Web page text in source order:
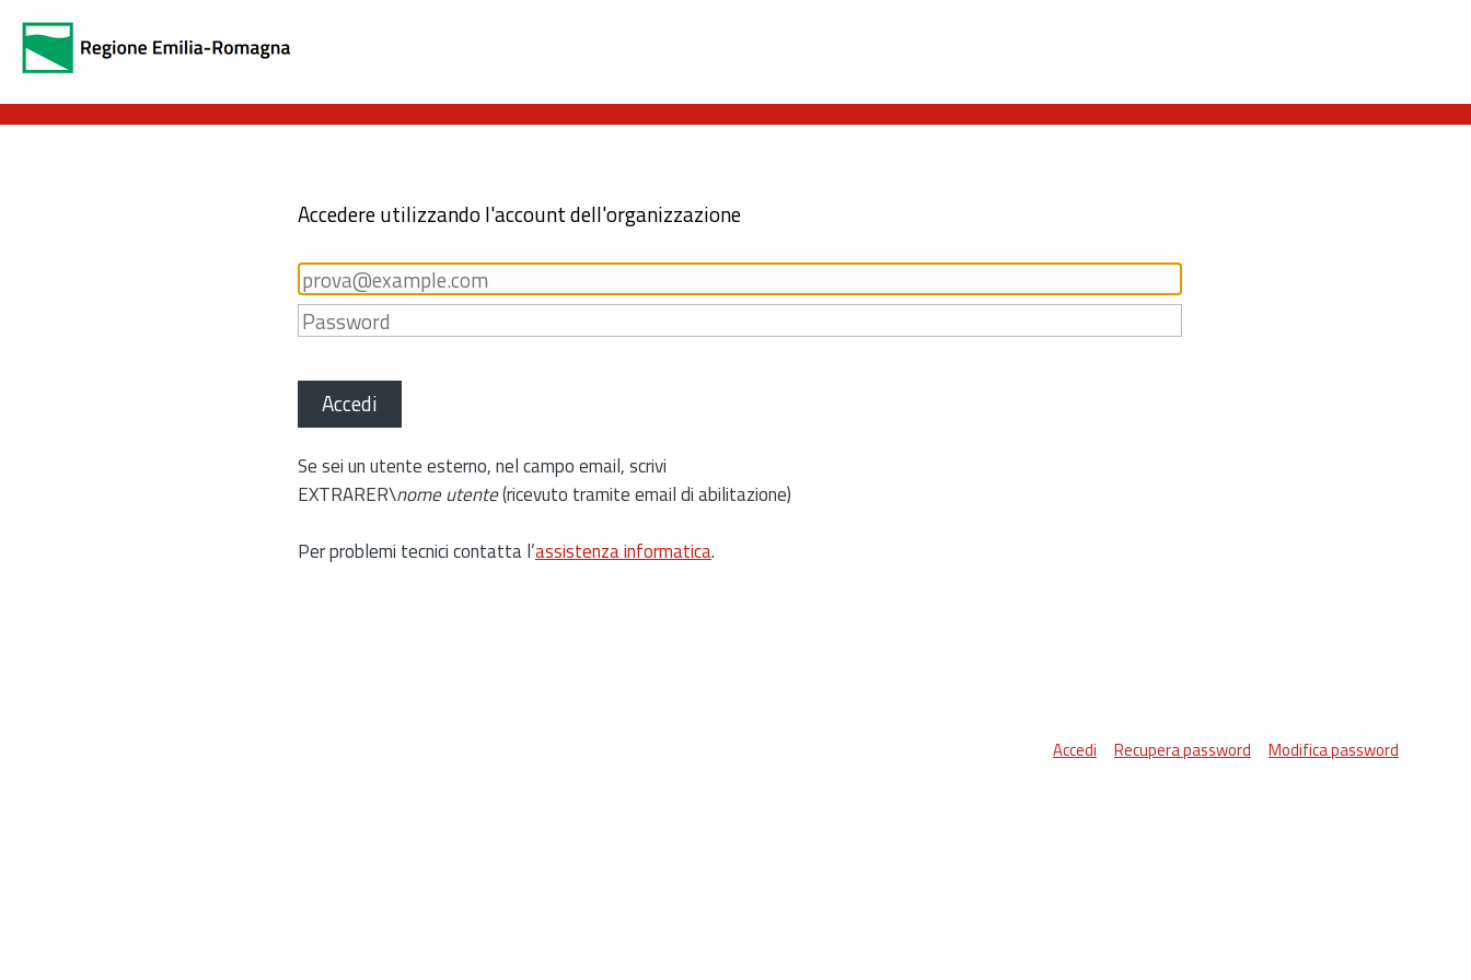
Accedere utilizzando l'account dell'organizzazione
Accedi
Se sei un utente esterno, nel campo email, scrivi
EXTRARER\nome utente(ricevuto tramite email di abilitazione)
Per problemi tecnici contatta l’assistenza informatica.
Accedi Recupera password Modifica password